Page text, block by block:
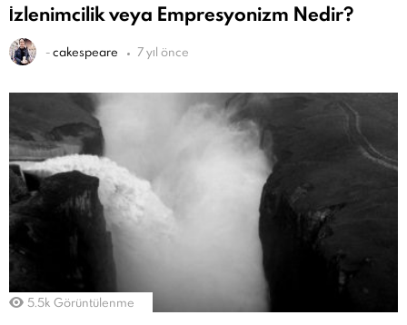
İzlenimcilik veya Empresyonizm Nedir?
-cakespeare 7 yıl önce
5.5k Görüntülenme